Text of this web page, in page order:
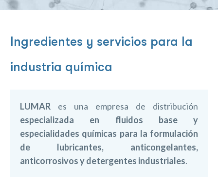
Ingredientes y servicios para la
industria química
LUMAR es una empresa de distribución
especializada en fluidos base y
especialidades químicas para la formulación
de lubricantes, anticongelantes,
anticorrosivos y detergentes industriales.